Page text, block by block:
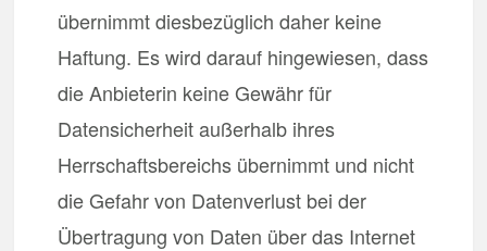
übernimmt diesbezüglich daher keine
Haftung. Es wird darauf hingewiesen, dass
die Anbieterin keine Gewähr für
Datensicherheit außerhalb ihres
Herrschaftsbereichs übernimmt und nicht
die Gefahr von Datenverlust bei der
Übertragung von Daten über das Internet